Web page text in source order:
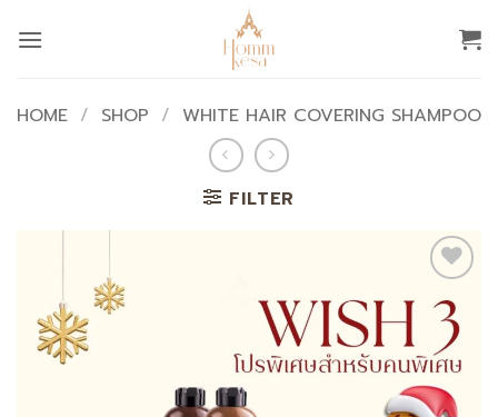
HOME / SHOP / WHITE HAIR COVERING SHAMPOO
FILTER
Add to
wishlist